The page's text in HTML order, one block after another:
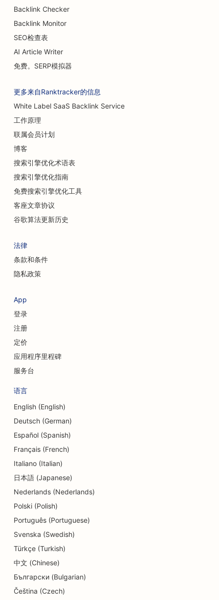
Backlink Checker
Backlink Monitor
SEO检查表
AI Article Writer
免费。SERP模拟器
更多来自Ranktracker的信息
White Label SaaS Backlink Service
工作原理
联属会员计划
博客
搜索引擎优化术语表
搜索引擎优化指南
免费搜索引擎优化工具
客座文章协议
谷歌算法更新历史
法律
条款和条件
隐私政策
App
登录
注册
定价
应用程序里程碑
服务台
语言
English (English)
Deutsch (German)
Español (Spanish)
Français (French)
Italiano (Italian)
日本語 (Japanese)
Nederlands (Nederlands)
Polski (Polish)
Português (Portuguese)
Svenska (Swedish)
Türkçe (Turkish)
中文 (Chinese)
Български (Bulgarian)
Čeština (Czech)